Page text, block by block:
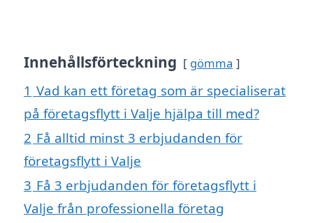
Innehållsförteckning gömma
1 Vad kan ett företag som är specialiserat
på företagsflytt i Valje hjälpa till med?
2 Få alltid minst 3 erbjudanden för
företagsflytt i Valje
3 Få 3 erbjudanden för företagsflytt i
Valje från professionella företag